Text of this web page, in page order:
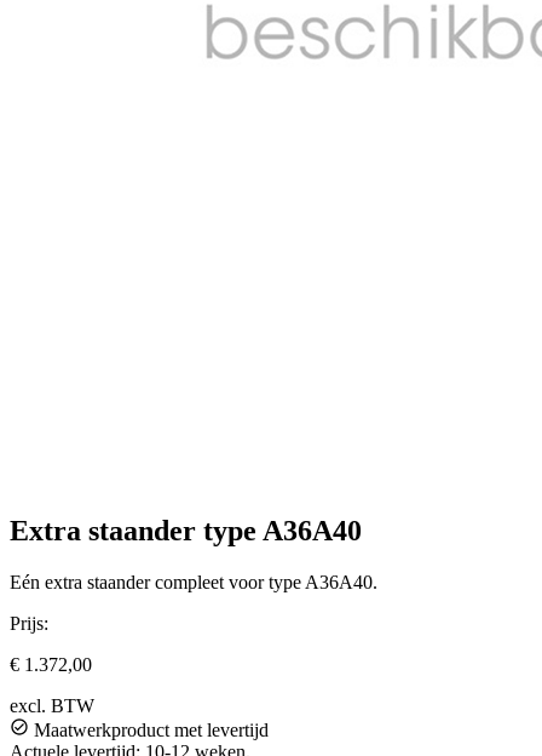
Extra staander type A36A40
Eén extra staander compleet voor type A36A40.
Prijs:
€ 1.372,00
excl. BTW
Maatwerkproduct met levertijd
Actuele levertijd: 10-12 weken.